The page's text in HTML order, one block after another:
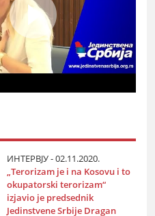
ИНТЕРВЈУ - 02.11.2020.
„Terorizam јe i na Kosovu i to
okupatorski terorizam“
izјavio јe predsednik
Јedinstvene Srbiјe Dragan